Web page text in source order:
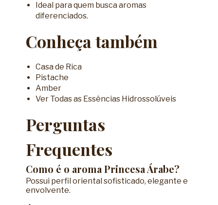
Ideal para quem busca aromas
diferenciados.
Conheça também
Casa de Rica
Pistache
Amber
Ver Todas as Essências Hidrossolúveis
Perguntas
Frequentes
Como é o aroma Princesa Árabe?
Possui perfil oriental sofisticado, elegante e
envolvente.